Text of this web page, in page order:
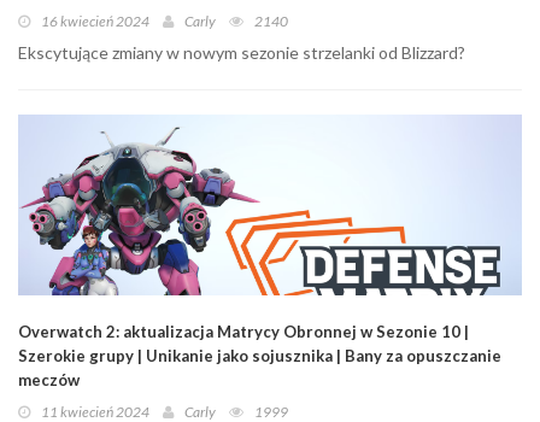
16 kwiecień 2024 Carly 2140
Ekscytujące zmiany w nowym sezonie strzelanki od Blizzard?
Overwatch 2: aktualizacja Matrycy Obronnej w Sezonie 10 |
Szerokie grupy | Unikanie jako sojusznika | Bany za opuszczanie
meczów
11 kwiecień 2024 Carly 1999